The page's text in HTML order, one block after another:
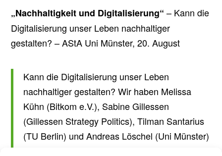
„Nachhaltigkeit und Digitalisierung“ – Kann die
Digitalisierung unser Leben nachhaltiger
gestalten? – AStA Uni Münster, 20. August
Kann die Digitalisierung unser Leben
nachhaltiger gestalten? Wir haben Melissa
Kühn (Bitkom e.V.), Sabine Gillessen
(Gillessen Strategy Politics), Tilman Santarius
(TU Berlin) und Andreas Löschel (Uni Münster)